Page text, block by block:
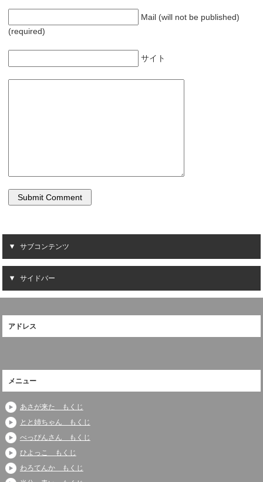
Mail (will not be published)
(required)
サイト
サブコンテンツ
サイドバー
アドレス
メニュー
あさが来た もくじ
とと姉ちゃん もくじ
べっぴんさん もくじ
ひよっこ もくじ
わろてんか もくじ